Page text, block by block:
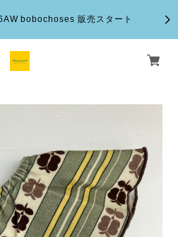
bobochoses 販売スタート